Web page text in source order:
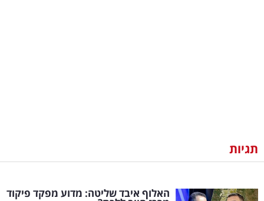
וצרכנות
דיגיטל
תגיות
האלוף איבד שליטה: מדוע מפקד פיקוד